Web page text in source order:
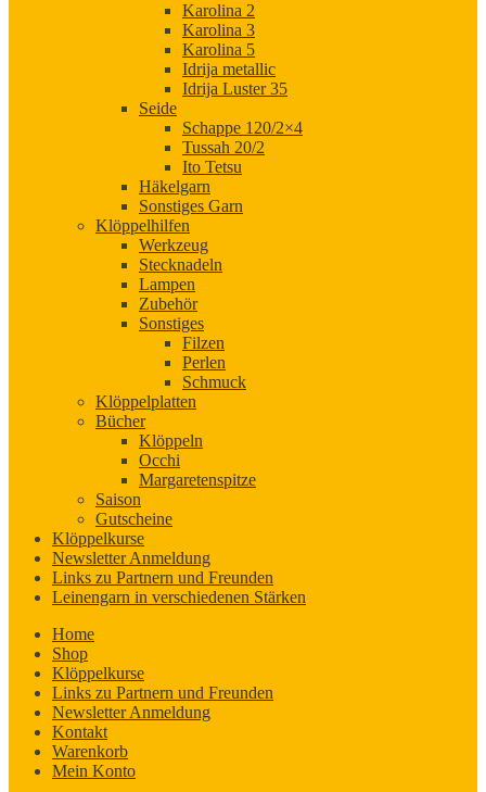
Karolina 2
Karolina 3
Karolina 5
Idrija metallic
Idrija Luster 35
Seide
Schappe 120/2×4
Tussah 20/2
Ito Tetsu
Häkelgarn
Sonstiges Garn
Klöppelhilfen
Werkzeug
Stecknadeln
Lampen
Zubehör
Sonstiges
Filzen
Perlen
Schmuck
Klöppelplatten
Bücher
Klöppeln
Occhi
Margaretenspitze
Saison
Gutscheine
Klöppelkurse
Newsletter Anmeldung
Links zu Partnern und Freunden
Leinengarn in verschiedenen Stärken
Home
Shop
Klöppelkurse
Links zu Partnern und Freunden
Newsletter Anmeldung
Kontakt
Warenkorb
Mein Konto